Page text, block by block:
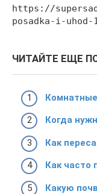
https://
posadka-i-uhod-
ЧИТАЙТЕ ЕЩЕ
Когда
Как
Как часто
Какую